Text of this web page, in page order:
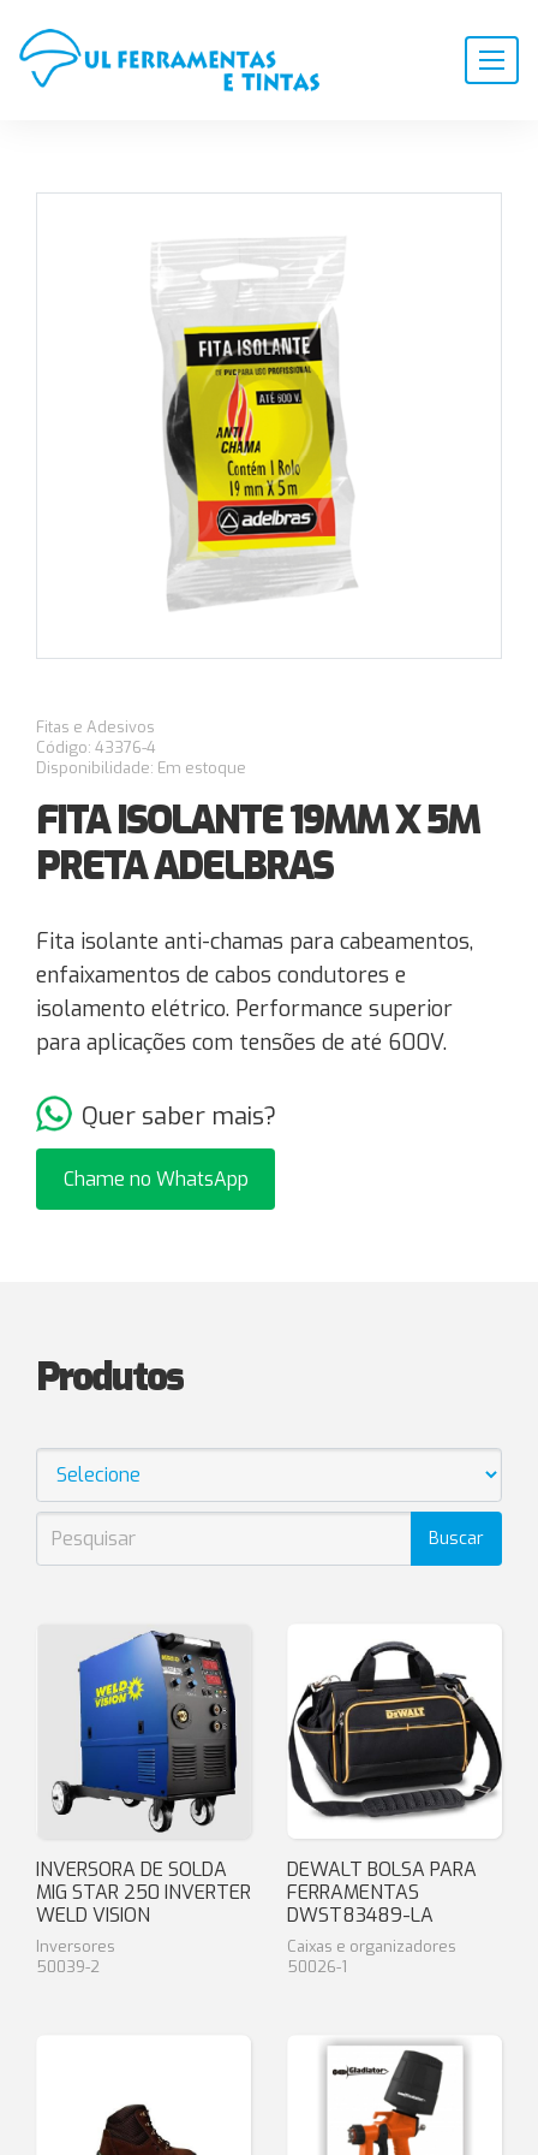
Fitas e Adesivos
Código: 43376-4
Disponibilidade: Em estoque
FITA ISOLANTE 19MM X 5M
PRETA ADELBRAS
Fita isolante anti-chamas para cabeamentos,
enfaixamentos de cabos condutores e
isolamento elétrico. Performance superior
para aplicações com tensões de até 600V.
Quer saber mais?
Chame no WhatsApp
Produtos
Buscar
INVERSORA DE SOLDA
MIG STAR 250 INVERTER
WELD VISION
Inversores
50039-2
DEWALT BOLSA PARA
FERRAMENTAS
DWST83489-LA
Caixas e organizadores
50026-1